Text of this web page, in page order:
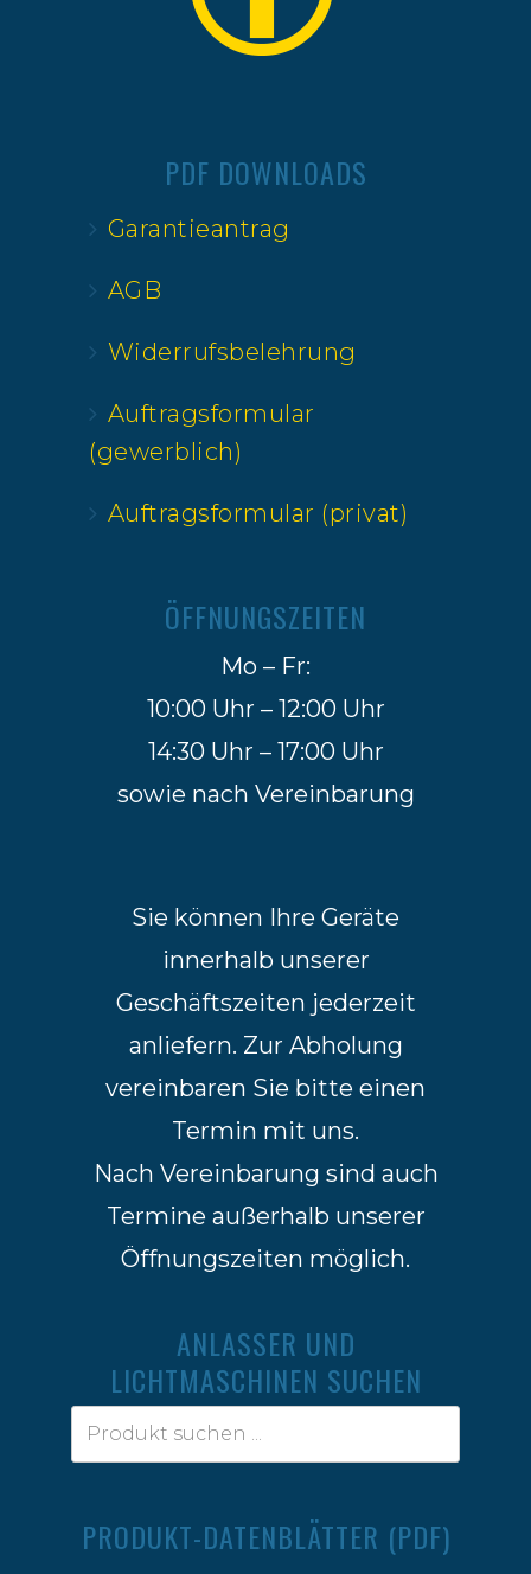
PDF DOWNLOADS
Garantieantrag
AGB
Widerrufsbelehrung
Auftragsformular
(gewerblich)
Auftragsformular (privat)
ÖFFNUNGSZEITEN
Mo – Fr:
10:00 Uhr – 12:00 Uhr
14:30 Uhr – 17:00 Uhr
sowie nach Vereinbarung
Sie können Ihre Geräte
innerhalb unserer
Geschäftszeiten jederzeit
anliefern. Zur Abholung
vereinbaren Sie bitte einen
Termin mit uns.
Nach Vereinbarung sind auch
Termine außerhalb unserer
Öffnungszeiten möglich.
ANLASSER UND
LICHTMASCHINEN SUCHEN
PRODUKT-DATENBLÄTTER (PDF)